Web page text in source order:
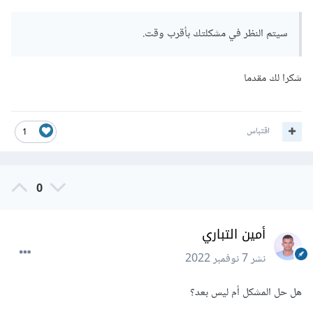
سيتم النظر في مشكلتك بأقرب وقت.
شكرا لك مقدما
1 اقتباس
0
أمين التباري
نشر7 نوفمبر 2022
هل حل المشكل أم ليس بعد؟